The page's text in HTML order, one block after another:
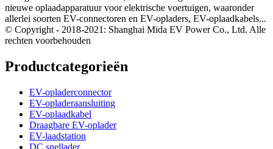
nieuwe oplaadapparatuur voor elektrische voertuigen, waaronder
allerlei soorten EV-connectoren en EV-opladers, EV-oplaadkabels...
© Copyright - 2018-2021: Shanghai Mida EV Power Co., Ltd. Alle
rechten voorbehouden
Productcategorieën
EV-opladerconnector
EV-opladeraansluiting
EV-oplaadkabel
Draagbare EV-oplader
EV-laadstation
DC snellader